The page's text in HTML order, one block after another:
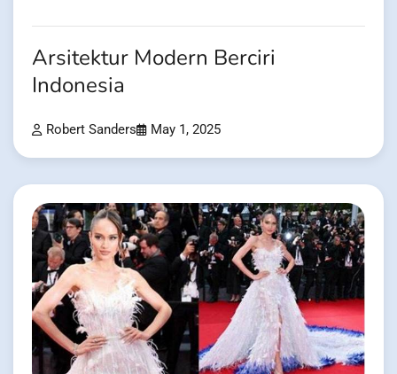
Arsitektur Modern Berciri
Indonesia
Robert Sanders May 1, 2025